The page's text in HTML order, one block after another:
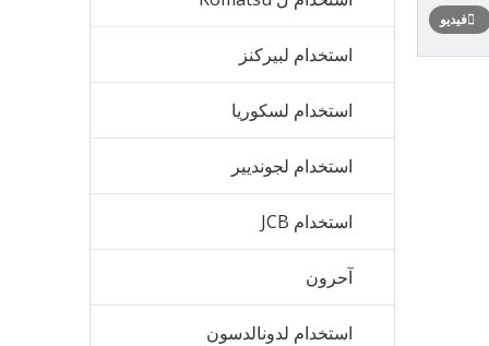
استخدام لبيركنز
استخدام لسكوريا
استخدام لجونديير
استخدام JCB
آحرون
استخدام لدونالدسون
فيديو